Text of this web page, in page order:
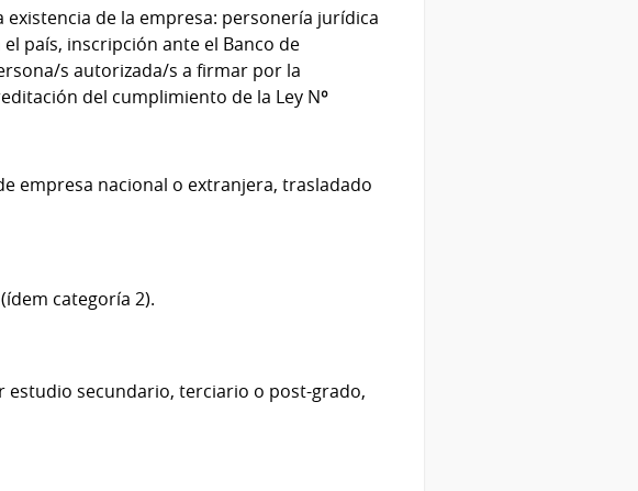
de la empresa: personería jurídica
país, inscripción ante el Banco de
s autorizada/s a firmar por la
del cumplimiento de la Ley Nº
empresa nacional o extranjera, trasladado
categoría 2).
secundario, terciario o post-grado,